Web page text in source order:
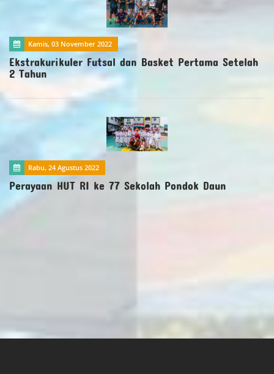
Kamis, 03 November 2022
Ekstrakurikuler Futsal dan Basket Pertama Setelah
2 Tahun
Rabu, 24 Agustus 2022
Perayaan HUT RI ke 77 Sekolah Pondok Daun